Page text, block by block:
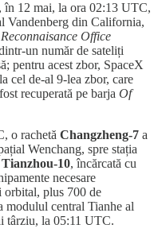
în 12 mai, la ora 02:13 UTC,
Vandenberg din California,
Office
un număr de sateliți
pentru acest zbor, SpaceX
cel de-al 9-lea zbor, care
recuperată pe barja Of
o rachetă Changzheng-7 a
Wenchang, spre stația
Tianzhou-10, încărcată cu
necesare
plus 700 de
modulul central Tianhe al
târziu, la 05:11 UTC.